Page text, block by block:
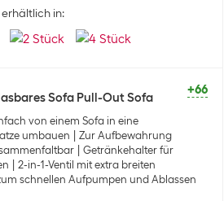
in:
+66
Sofa Pull-Out Sofa
von einem Sofa in eine
umbauen
Zur Aufbewahrung
Getränkehalter für
2-in-1-Ventil mit extra breiten
schnellen Aufpumpen und Ablassen